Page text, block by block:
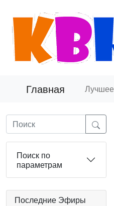
Главная Лучшее
Поиск по
параметрам
Последние Эфиры